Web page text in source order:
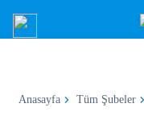
Anasayfa Tüm Şubeler